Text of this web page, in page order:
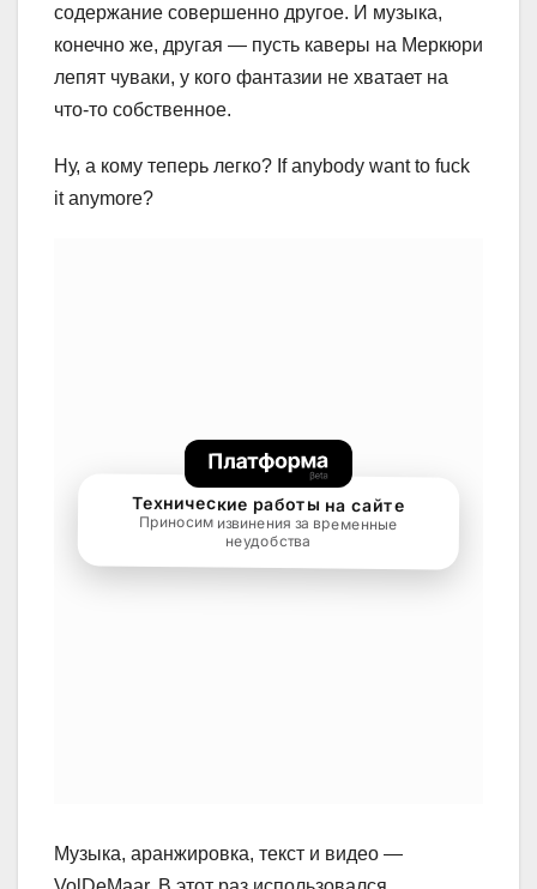
содержание совершенно другое. И музыка,
конечно же, другая — пусть каверы на Меркюри
лепят чуваки, у кого фантазии не хватает на
что-то собственное.
Ну, а кому теперь легко? If anybody want to fuck
it anymore?
Музыка, аранжировка, текст и видео —